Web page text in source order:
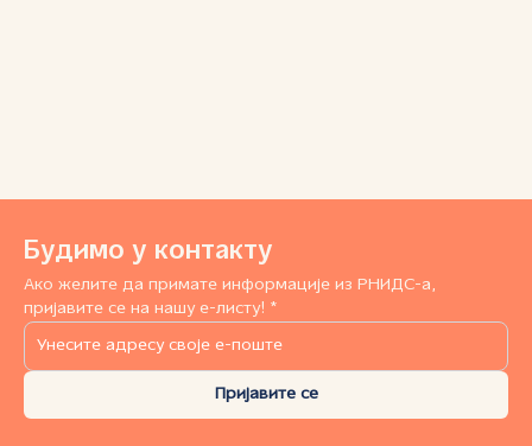
Будимо у контакту
Ако желите да примате информације из РНИДС-а,
пријавите се на нашу е-листу! *
Пријавите се